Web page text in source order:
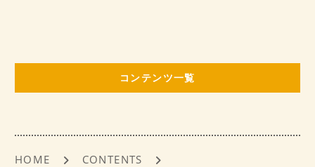
b
o
k
コンテンツ一覧
HOME
CONTENTS